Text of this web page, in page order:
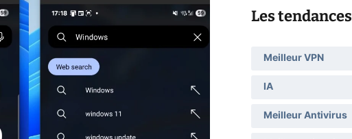
Les tendances
Meilleur VPN
IA
Meilleur Antivirus